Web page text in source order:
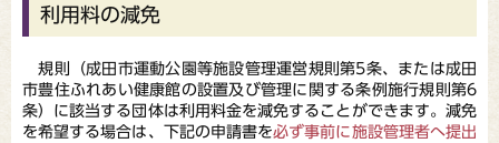
利用料の減免
規則（成田市運動公園等施設管理運営規則第5条、または成田
市豊住ふれあい健康館の設置及び管理に関する条例施行規則第6
条）に該当する団体は利用料金を減免することができます。減免
を希望する場合は、下記の申請書を必ず事前に施設管理者へ提出